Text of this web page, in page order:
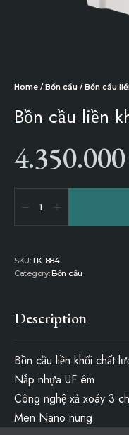
Home /Bồn cầu / Bồn cầu
Bồn cầu liền
SKU: LK-884
Category:Bồn cầu
Description
Bồn cầu liền khối chất
Nắp nhựa UF êm
Công nghệ xả xoáy 3
Men Nano nung